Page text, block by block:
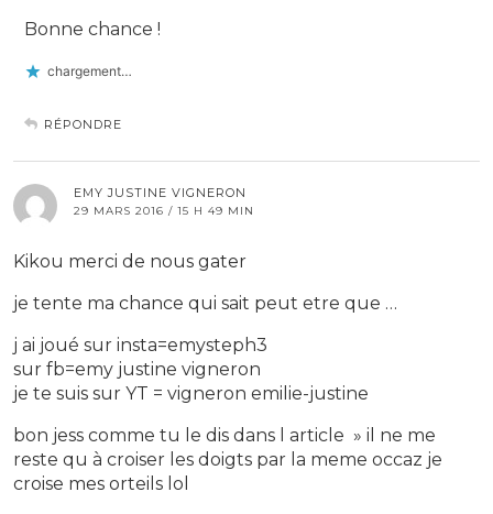
Bonne chance !
chargement…
RÉPONDRE
EMY JUSTINE VIGNERON
29 MARS 2016 / 15 H 49 MIN
Kikou merci de nous gater
je tente ma chance qui sait peut etre que …
j ai joué sur insta=emysteph3
sur fb=emy justine vigneron
je te suis sur YT = vigneron emilie-justine
bon jess comme tu le dis dans l article » il ne me
reste qu à croiser les doigts par la meme occaz je
croise mes orteils lol